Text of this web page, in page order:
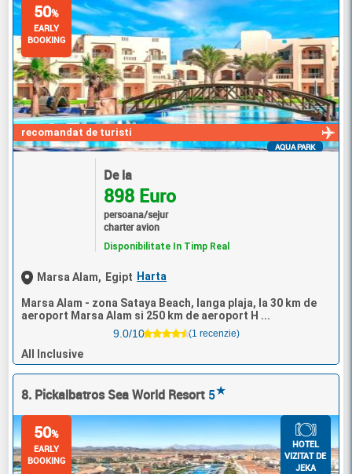
recomandat de turisti
50%
EARLY
BOOKING
AQUA PARK
De la
898 Euro
persoana/sejur
charter avion
Disponibilitate In Timp Real
Marsa Alam, Egipt Harta
Marsa Alam - zona Sataya Beach, langa plaja, la 30 km de
aeroport Marsa Alam si 250 km de aeroport H ...
9.0/10
(1 recenzie)
All Inclusive
8. Pickalbatros Sea World Resort 5★
50%
EARLY
BOOKING
HOTEL
VIZITAT DE
JEKA